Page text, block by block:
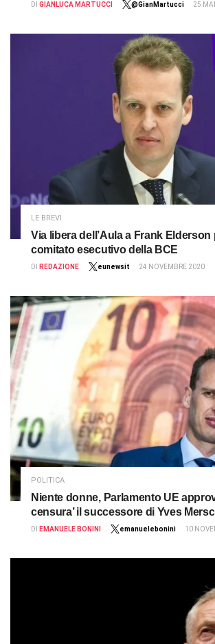
DI GIANLUCA MARTUCCI @GianMartucci 25
LE BREVI
Via libera dell’Aula a Frank Elderson
comitato esecutivo della BCE
DI REDAZIONE eunewsit 24 NOVEMBRE 2020
POLITICA
Niente donne, Parlamento UE
censura’ il successore di Yves
DI EMANUELE BONINI emanuelebonini 10